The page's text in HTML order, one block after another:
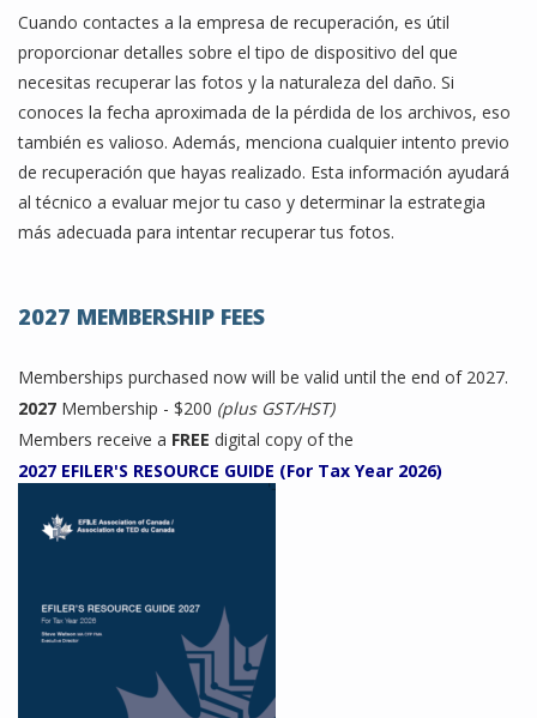
Cuando contactes a la empresa de recuperación, es útil
proporcionar detalles sobre el tipo de dispositivo del que
necesitas recuperar las fotos y la naturaleza del daño. Si
conoces la fecha aproximada de la pérdida de los archivos, eso
también es valioso. Además, menciona cualquier intento previo
de recuperación que hayas realizado. Esta información ayudará
al técnico a evaluar mejor tu caso y determinar la estrategia
más adecuada para intentar recuperar tus fotos.
2027 MEMBERSHIP FEES
Memberships purchased now will be valid until the end of 2027.
2027 Membership - $200 (plus GST/HST)
Members receive a FREE digital copy of the
2027 EFILER'S RESOURCE GUIDE (For Tax Year 2026)